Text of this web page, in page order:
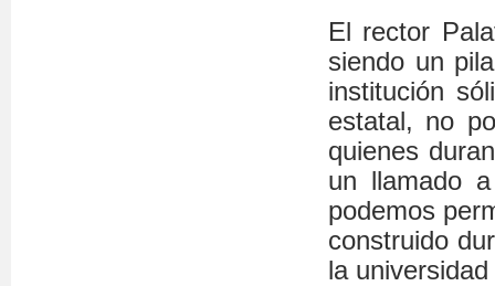
El rector
siendo un
institución
estatal, no
quienes
un llamado
podemos
construido
la